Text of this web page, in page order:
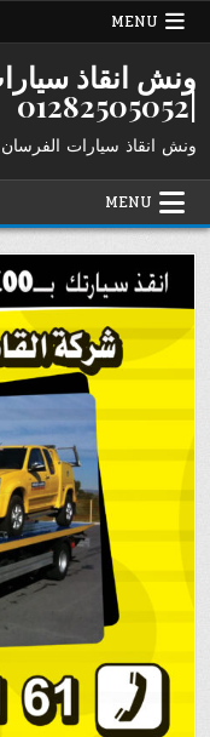
Skip
MENU
ونش انقاذ
|01282505052
ونش انقاذ سيارات الفرسان
MENU